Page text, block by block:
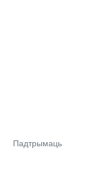
Падтрымаць